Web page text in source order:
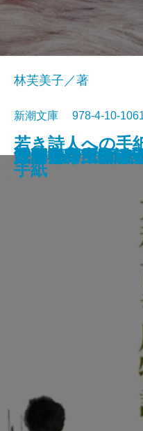
人形の家
恐怖の谷
蟹工船・党生活
マルテの手記
武蔵野夫人
緋色の研究
ツァラトストラ
シャーロック・
サロメ・ウィン
浮雲
林芙美子／著
新潮文庫 978-4-10-
大和古寺風物誌
シャーロック・
シャーロック・
ジェーン・エア
若き詩人への手
手紙
ツァラトストラ
武者小路実篤詩
はつ恋
海潮音―上田敏
人間失格